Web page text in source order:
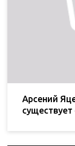
Арсений